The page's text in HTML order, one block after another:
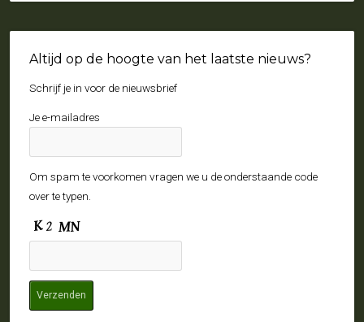
Altijd op de hoogte van het laatste nieuws?
Schrijf je in voor de nieuwsbrief
Je e-mailadres
Om spam te voorkomen vragen we u de onderstaande code
over te typen.